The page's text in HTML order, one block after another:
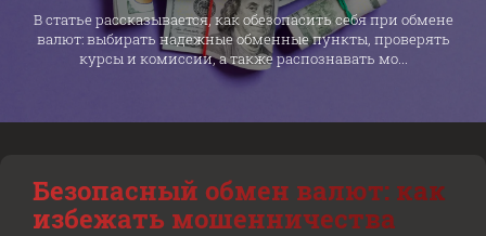
В статье рассказывается, как обезопасить себя при обмене
валют: выбирать надежные обменные пункты, проверять
курсы и комиссии, а также распознавать мо...
Безопасный обмен валют: как
избежать мошенничества